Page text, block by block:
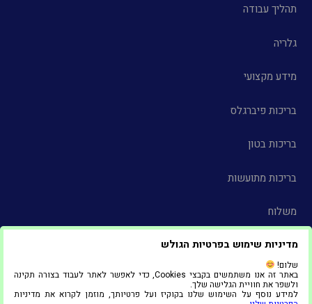
מדיניות שימוש בפרטיות הגולש
שלום!
באתר זה אנו משתמשים בקבצי Cookies, כדי לאפשר לאתר לעבוד בצורה תקינה
ולשפר את חוויית הגלישה שלך.
למידע נוסף על השימוש שלנו בקוקיז ועל פרטיותך, מוזמן לקרוא את מדיניות
תהליך עבודה
גלריה
מידע מקצועי
בריכות פיברגלס
בריכות בטון
בריכות מתועשות
משלוח
צור קשר
הצהרת נגישות